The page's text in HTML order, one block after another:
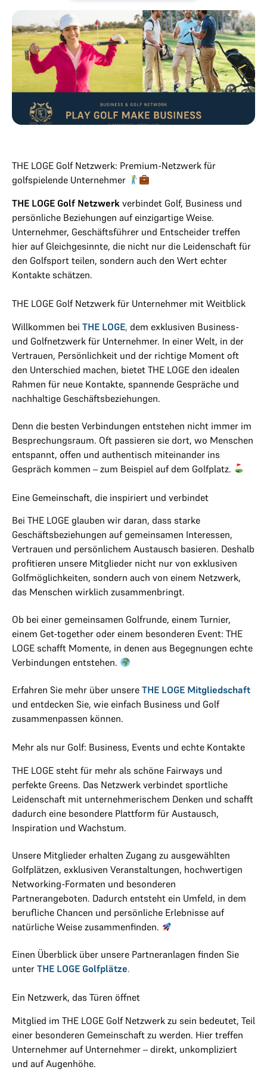
THE LOGE Golf Netzwerk: Premium-Netzwerk für
golfspielende Unternehmer
THE LOGE Golf Netzwerk verbindet Golf, Business und
persönliche Beziehungen auf einzigartige Weise.
Unternehmer, Geschäftsführer und Entscheider treffen
hier auf Gleichgesinnte, die nicht nur die Leidenschaft für
den Golfsport teilen, sondern auch den Wert echter
Kontakte schätzen.
THE LOGE Golf Netzwerk für Unternehmer mit Weitblick
Willkommen bei THE LOGE, dem exklusiven Business-
und Golfnetzwerk für Unternehmer. In einer Welt, in der
Vertrauen, Persönlichkeit und der richtige Moment oft
den Unterschied machen, bietet THE LOGE den idealen
Rahmen für neue Kontakte, spannende Gespräche und
nachhaltige Geschäftsbeziehungen.
Denn die besten Verbindungen entstehen nicht immer im
Besprechungsraum. Oft passieren sie dort, wo Menschen
entspannt, offen und authentisch miteinander ins
Gespräch kommen – zum Beispiel auf dem Golfplatz.
Eine Gemeinschaft, die inspiriert und verbindet
Bei THE LOGE glauben wir daran, dass starke
Geschäftsbeziehungen auf gemeinsamen Interessen,
Vertrauen und persönlichem Austausch basieren. Deshalb
profitieren unsere Mitglieder nicht nur von exklusiven
Golfmöglichkeiten, sondern auch von einem Netzwerk,
das Menschen wirklich zusammenbringt.
Ob bei einer gemeinsamen Golfrunde, einem Turnier,
einem Get-together oder einem besonderen Event: THE
LOGE schafft Momente, in denen aus Begegnungen echte
Verbindungen entstehen.
Erfahren Sie mehr über unsere THE LOGE Mitgliedschaft
und entdecken Sie, wie einfach Business und Golf
zusammenpassen können.
Mehr als nur Golf: Business, Events und echte Kontakte
THE LOGE steht für mehr als schöne Fairways und
perfekte Greens. Das Netzwerk verbindet sportliche
Leidenschaft mit unternehmerischem Denken und schafft
dadurch eine besondere Plattform für Austausch,
Inspiration und Wachstum.
Unsere Mitglieder erhalten Zugang zu ausgewählten
Golfplätzen, exklusiven Veranstaltungen, hochwertigen
Networking-Formaten und besonderen
Partnerangeboten. Dadurch entsteht ein Umfeld, in dem
berufliche Chancen und persönliche Erlebnisse auf
natürliche Weise zusammenfinden.
Einen Überblick über unsere Partneranlagen finden Sie
unter THE LOGE Golfplätze.
Ein Netzwerk, das Türen öffnet
Mitglied im THE LOGE Golf Netzwerk zu sein bedeutet, Teil
einer besonderen Gemeinschaft zu werden. Hier treffen
Unternehmer auf Unternehmer – direkt, unkompliziert
und auf Augenhöhe.